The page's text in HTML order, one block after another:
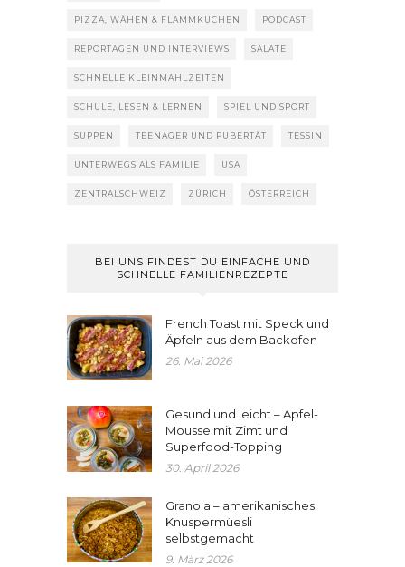
PIZZA, WÄHEN & FLAMMKUCHEN PODCAST
REPORTAGEN UND INTERVIEWS SALATE
SCHNELLE KLEINMAHLZEITEN
SCHULE, LESEN & LERNEN SPIEL UND SPORT
SUPPEN TEENAGER UND PUBERTÄT TESSIN
UNTERWEGS ALS FAMILIE USA
ZENTRALSCHWEIZ ZÜRICH ÖSTERREICH
BEI UNS FINDEST DU EINFACHE UND
SCHNELLE FAMILIENREZEPTE
French Toast mit Speck und
Äpfeln aus dem Backofen
26. Mai 2026
Gesund und leicht – Apfel-
Mousse mit Zimt und
Superfood-Topping
30. April 2026
Granola – amerikanisches
Knuspermüesli
selbstgemacht
9. März 2026